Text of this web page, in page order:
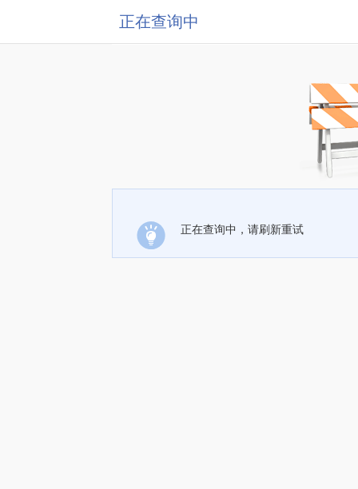
正在查询中
正在查询中，请刷新重试